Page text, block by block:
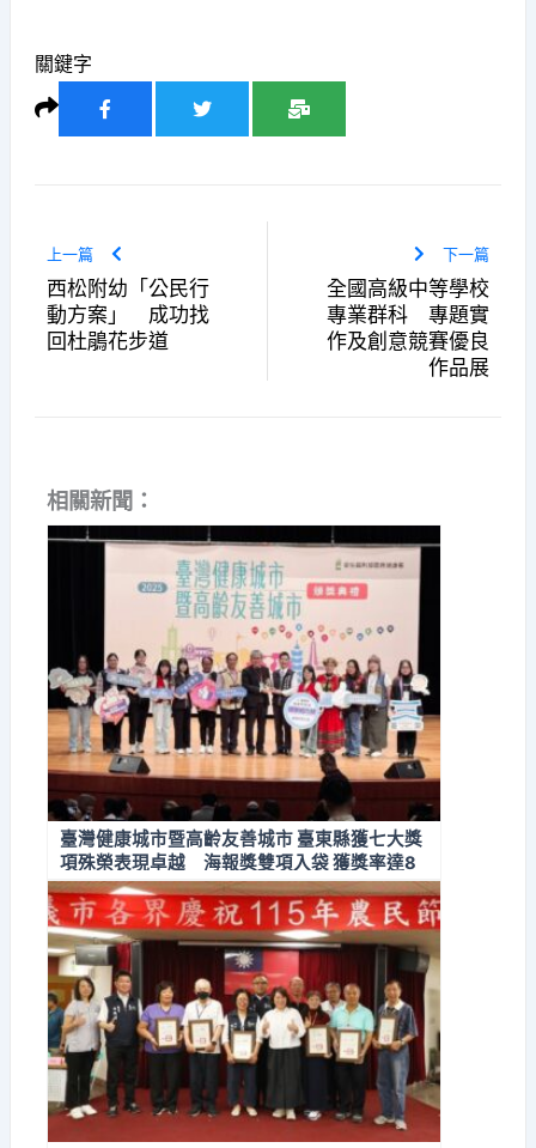
關鍵字
上一篇
西松附幼「公民行
動方案」 成功找
回杜鵑花步道
下一篇
全國高級中等學校
專業群科 專題實
作及創意競賽優良
作品展
相關新聞：
臺灣健康城市暨高齡友善城市 臺東縣獲七大獎
項殊榮表現卓越 海報獎雙項入袋 獲獎率達8
7.5%